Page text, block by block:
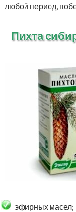
любой период,
Пихта
эфирных масел;